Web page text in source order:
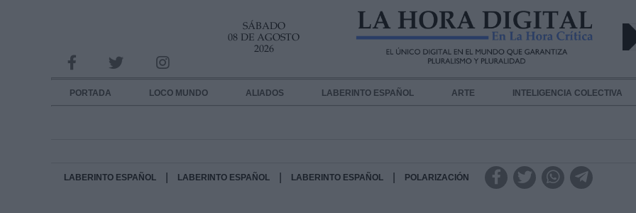
SÁBADO
08 DE AGOSTO
2026
PORTADA LOCO MUNDO ALIADOS LABERINTO ESPAÑOL ARTE INTELIGENCIA COLECTIVA
LABERINTO ESPAÑOL LABERINTO ESPAÑOL LABERINTO ESPAÑOL POLARIZACIÓN
INFORMACION SOBRE LA PROTECCIÓN DE TUS DATOS
Responsable:
Destinatarios: